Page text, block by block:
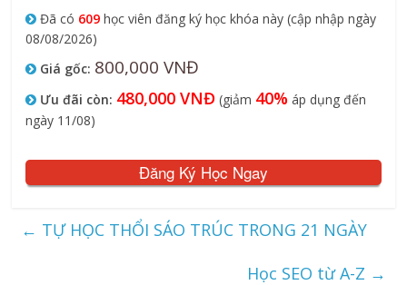
Đã có 609 học viên đăng ký học khóa này (cập nhập ngày
08/08/2026)
Giá gốc: 800,000 VNĐ
Ưu đãi còn: 480,000 VNĐ (giảm 40% áp dụng đến
ngày 11/08)
Đăng Ký Học Ngay
← TỰ HỌC THỔI SÁO TRÚC TRONG 21 NGÀY
Học SEO từ A-Z →